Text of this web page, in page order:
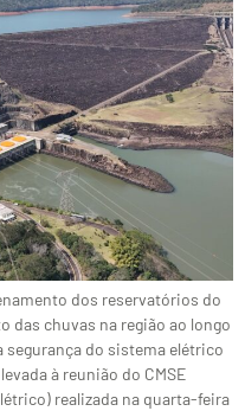
dos reservatórios do
das chuvas na região ao longo
do sistema elétrico
à reunião do CMSE
realizada na quarta-feira